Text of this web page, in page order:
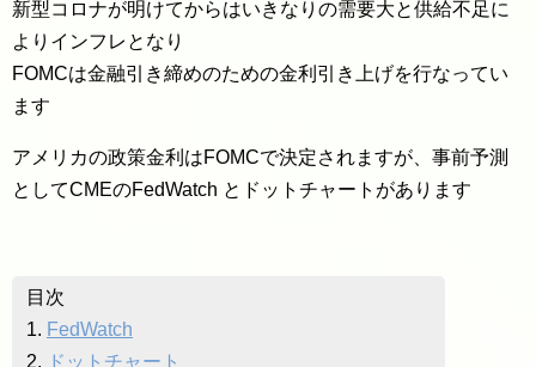
新型コロナが明けてからはいきなりの需要大と供給不足に
よりインフレとなり
FOMCは金融引き締めのための金利引き上げを行なってい
ます
アメリカの政策金利はFOMCで決定されますが、事前予測
としてCMEのFedWatch とドットチャートがあります
目次
1. FedWatch
2.
ドットチャート